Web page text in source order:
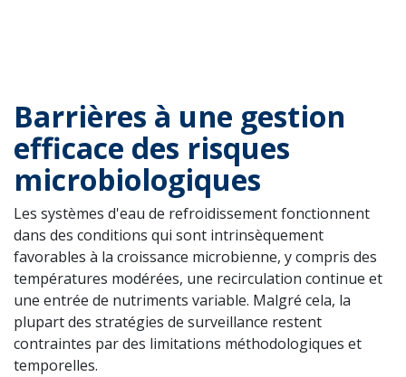
Barrières à une gestion
efficace des risques
microbiologiques
Les systèmes d'eau de refroidissement fonctionnent
dans des conditions qui sont intrinsèquement
favorables à la croissance microbienne, y compris des
températures modérées, une recirculation continue et
une entrée de nutriments variable. Malgré cela, la
plupart des stratégies de surveillance restent
contraintes par des limitations méthodologiques et
temporelles.